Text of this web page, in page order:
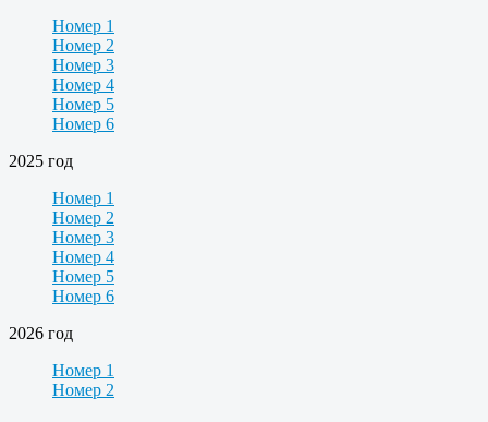
Номер 1
Номер 2
Номер 3
Номер 4
Номер 5
Номер 6
2025 год
Номер 1
Номер 2
Номер 3
Номер 4
Номер 5
Номер 6
2026 год
Номер 1
Номер 2